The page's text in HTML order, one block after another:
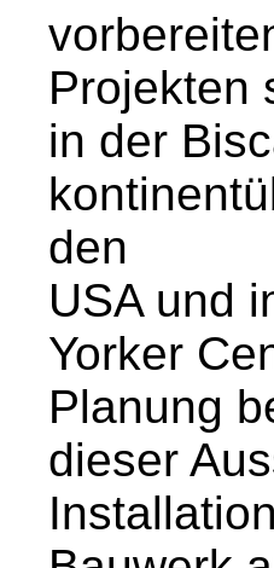
Projekten
in der
den
USA und
Yorker
Planung
dieser